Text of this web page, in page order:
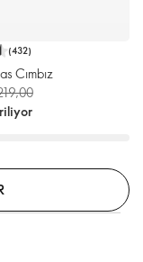
(432)
Cımbız